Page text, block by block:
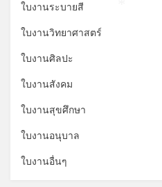
ใบงานระบายสี
ใบงานวิทยาศาสตร์
ใบงานศิลปะ
ใบงานสังคม
ใบงานสุขศึกษา
ใบงานอนุบาล
ใบงานอื่นๆ